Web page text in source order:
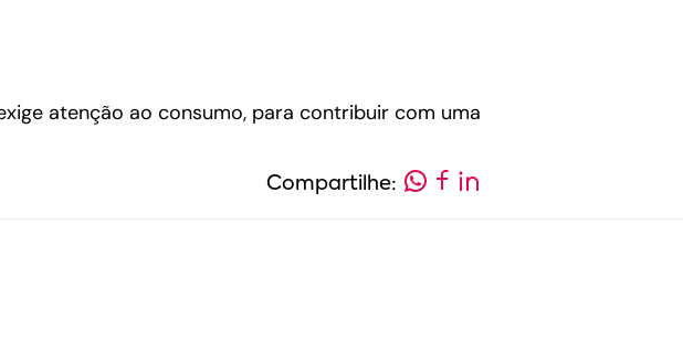
atenção ao consumo, para contribuir com uma
Compartilhe: